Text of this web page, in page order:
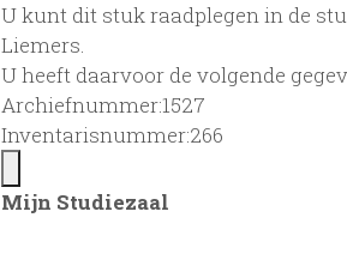
U kunt dit stuk raadplegen in de
Liemers.
U heeft daarvoor de volgende
Archiefnummer:1527
Inventarisnummer:266
Mijn Studiezaal